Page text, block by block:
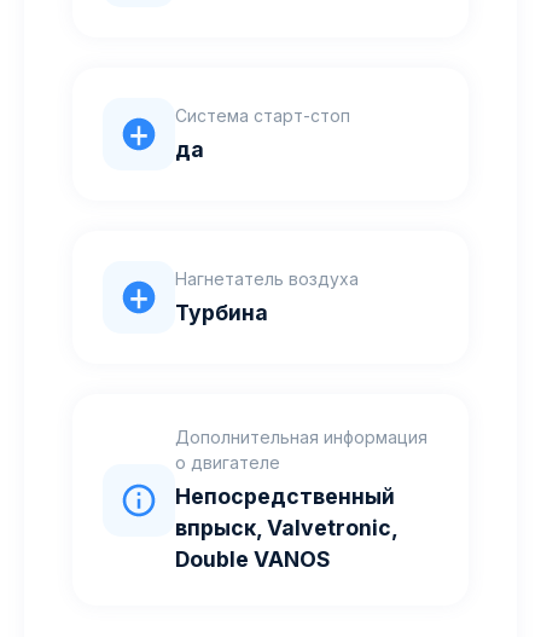
Система старт-стоп
да
Нагнетатель воздуха
Турбина
Дополнительная информация
о двигателе
Непосредственный
впрыск, Valvetronic,
Double VANOS